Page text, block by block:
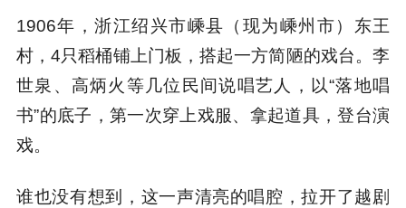
1906年，浙江绍兴市嵊县（现为嵊州市）东王
村，4只稻桶铺上门板，搭起一方简陋的戏台。李
世泉、高炳火等几位民间说唱艺人，以“落地唱
书”的底子，第一次穿上戏服、拿起道具，登台演
戏。
谁也没有想到，这一声清亮的唱腔，拉开了越剧